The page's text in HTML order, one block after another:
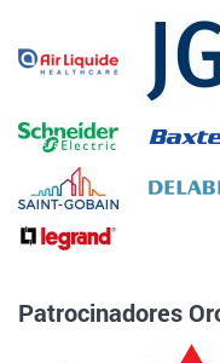
Patrocinadores